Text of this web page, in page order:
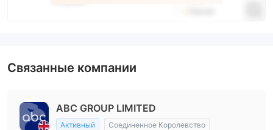
Связанные компании
ABC GROUP LIMITED
Активный Соединенное Королевство